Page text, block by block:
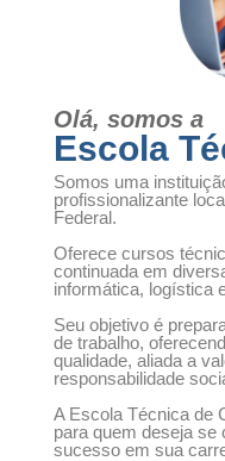
Olá, somos a
Escola
Somos uma
profissionalizante
Federal.
Oferece cursos
continuada em
informática, logística
Seu objetivo é
de trabalho,
qualidade, aliada a
responsabilidade
A Escola Técnica de
para quem deseja se
sucesso em sua